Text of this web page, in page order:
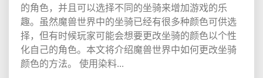
的角色，并且可以选择不同的坐骑来增加游戏的乐
趣。虽然魔兽世界中的坐骑已经有很多种颜色可供选
择，但有时候玩家可能会想要更改坐骑的颜色以个性
化自己的角色。本文将介绍魔兽世界中如何更改坐骑
颜色的方法。 使用染料...